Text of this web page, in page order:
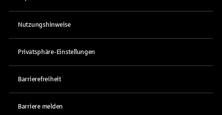
Nutzungshinweise
Privatsphäre-Einstellungen
Barrierefreiheit
Barriere melden